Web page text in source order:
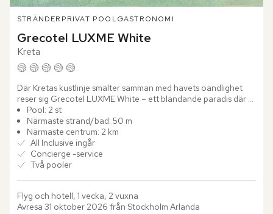
STRÄNDER PRIVAT POOLGASTRONOMI
Grecotel LUXME White
Kreta
Där Kretas kustlinje smälter samman med havets oändlighet
reser sig Grecotel LUXME White – ett bländande paradis där
modern elegans och grekisk själ går hand i hand. Kritvita...
Pool: 2 st
Närmaste strand/bad: 50 m
Närmaste centrum: 2 km
All Inclusive ingår
Concierge -service
Två pooler
Flyg och hotell, 1 vecka, 2 vuxna
Avresa 31 oktober 2026 från Stockholm Arlanda